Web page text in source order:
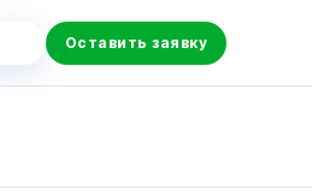
Оставить заявку